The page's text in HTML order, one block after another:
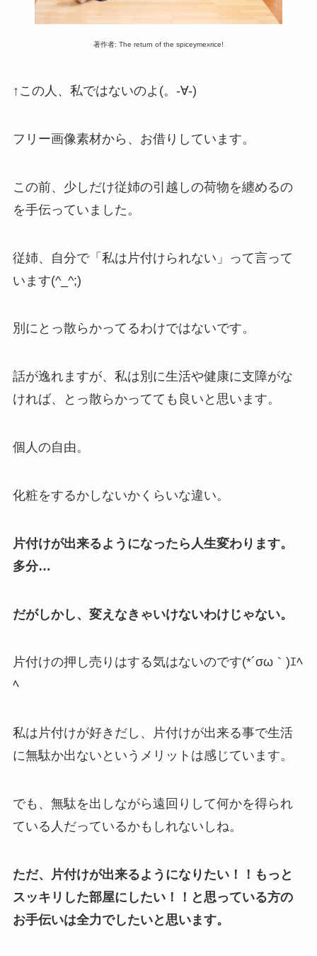
著作者: The return of the spiceymexrice!
↑この人、私ではないのよ(。-∀-)
フリー画像素材から、お借りしています。
この前、少しだけ従姉の引越しの荷物を纏めるの
を手伝っていました。
従姉、自分で「私は片付けられない」って言って
います(^_^;)
別にとっ散らかってるわけではないです。
話が逸れますが、私は別に生活や健康に支障がな
ければ、とっ散らかってても良いと思います。
個人の自由。
化粧をするかしないかくらいな違い。
片付けが出来るようになったら人生変わります。
多分…
だがしかし、変えなきゃいけないわけじゃない。
片付けの押し売りはする気はないのです(*´σω｀)ｴﾍ
ﾍ
私は片付けが好きだし、片付けが出来る事で生活
に無駄か出ないというメリットは感じています。
でも、無駄を出しながら遠回りして何かを得られ
ている人だっているかもしれないしね。
ただ、片付けが出来るようになりたい！！もっと
スッキリした部屋にしたい！！と思っている方の
お手伝いは全力でしたいと思います。